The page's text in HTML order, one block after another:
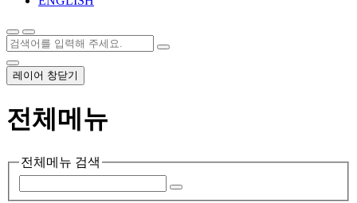
레이어 창닫기
전체메뉴
전체메뉴 검색